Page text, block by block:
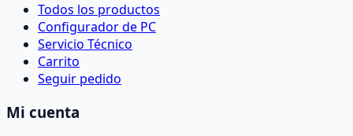
Todos los productos
Configurador de PC
Servicio Técnico
Carrito
Seguir pedido
Mi cuenta